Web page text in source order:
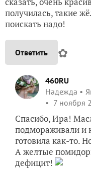
получилась, такие
поискать надо!
Ответить ✿
460RU
Надежда
7 ноября
Спасибо, Ира!
подмораживали и
готовила как-то.
А желтые
дефицит!